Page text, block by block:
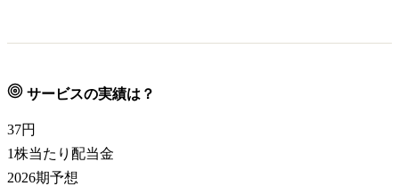
サービスの実績は？
37円
1株当たり配当金
2026期予想